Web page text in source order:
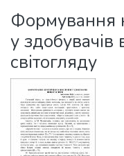
Statistics
Формування
у здобувачів
світогляду